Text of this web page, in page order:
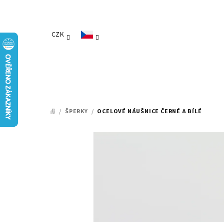
CZK
DOMŮ
/ ŠPERKY / OCELOVÉ NÁUŠNICE ČERNÉ A BÍLÉ